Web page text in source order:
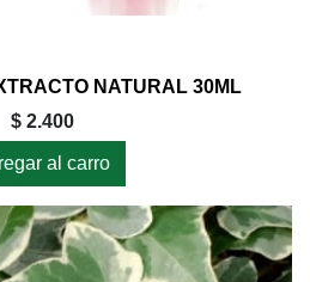
NATURAL 30ML
$ 2.400
al carro